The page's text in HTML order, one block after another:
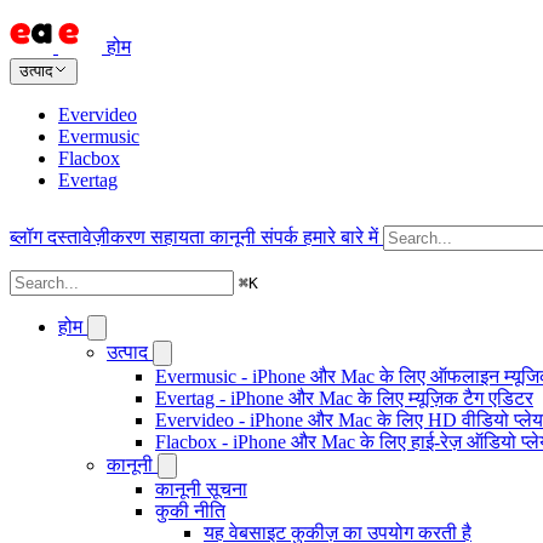
होम
उत्पाद
Evervideo
Evermusic
Flacbox
Evertag
ब्लॉग दस्तावेज़ीकरण सहायता कानूनी संपर्क हमारे बारे में
⌘K
होम
उत्पाद
Evermusic - iPhone और Mac के लिए ऑफलाइन
Evertag - iPhone और Mac के लिए म्यूज़िक टैग एडिटर
Evervideo - iPhone और Mac के लिए HD वीडियो
Flacbox - iPhone और Mac के लिए हाई-रेज़ ऑडियो
कानूनी
कानूनी सूचना
कुकी नीति
यह वेबसाइट कुकीज़ का उपयोग करती है